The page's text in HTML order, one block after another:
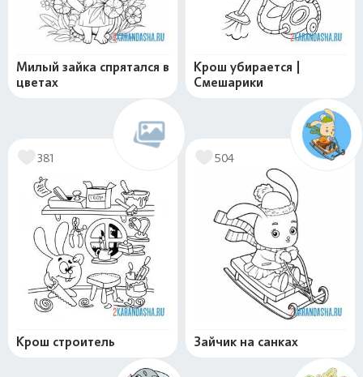
Милый зайка спрятался в
цветах
Крош убирается |
Смешарики
381
Крош строитель
504
Зайчик на санках